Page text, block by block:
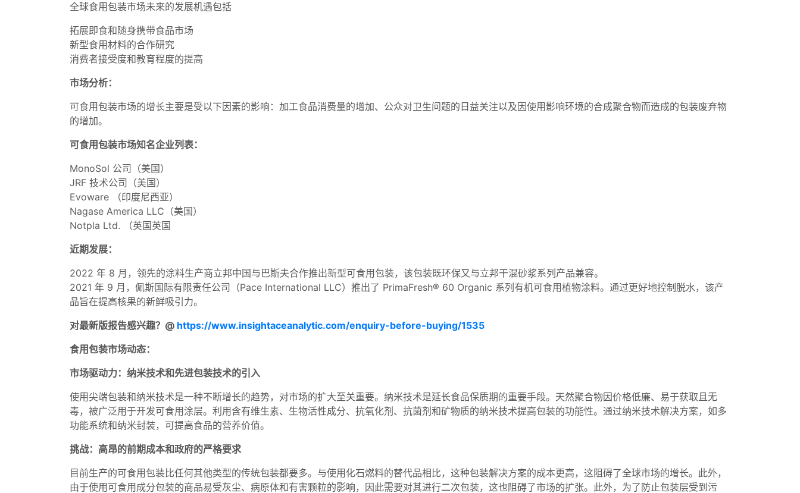
全球食用包装市场未来的发展机遇包括
拓展即食和随身携带食品市场
新型食用材料的合作研究
消费者接受度和教育程度的提高
市场分析：
可食用包装市场的增长主要是受以下因素的影响：加工食品消费量的增加、公众对卫生问题的日益关注以及因使用影响环境的合成聚合物而造成的包装废弃物
的增加。
可食用包装市场知名企业列表：
MonoSol 公司（美国）
JRF 技术公司（美国）
Evoware （印度尼西亚）
Nagase America LLC（美国）
Notpla Ltd. （英国英国
近期发展：
2022 年 8 月，领先的涂料生产商立邦中国与巴斯夫合作推出新型可食用包装，该包装既环保又与立邦干混砂浆系列产品兼容。
2021 年 9 月，佩斯国际有限责任公司（Pace International LLC）推出了 PrimaFresh® 60 Organic 系列有机可食用植物涂料。通过更好地控制脱水，该产
品旨在提高核果的新鲜吸引力。
对最新版报告感兴趣？@ https://www.insightaceanalytic.com/enquiry-before-buying/1535
食用包装市场动态：
市场驱动力：纳米技术和先进包装技术的引入
使用尖端包装和纳米技术是一种不断增长的趋势，对市场的扩大至关重要。纳米技术是延长食品保质期的重要手段。天然聚合物因价格低廉、易于获取且无
毒，被广泛用于开发可食用涂层。利用含有维生素、生物活性成分、抗氧化剂、抗菌剂和矿物质的纳米技术提高包装的功能性。通过纳米技术解决方案，如多
功能系统和纳米封装，可提高食品的营养价值。
挑战：高昂的前期成本和政府的严格要求
目前生产的可食用包装比任何其他类型的传统包装都要多。与使用化石燃料的替代品相比，这种包装解决方案的成本更高，这阻碍了全球市场的增长。此外，
由于使用可食用成分包装的商品易受灰尘、病原体和有害颗粒的影响，因此需要对其进行二次包装，这也阻碍了市场的扩张。此外，为了防止包装层受到污